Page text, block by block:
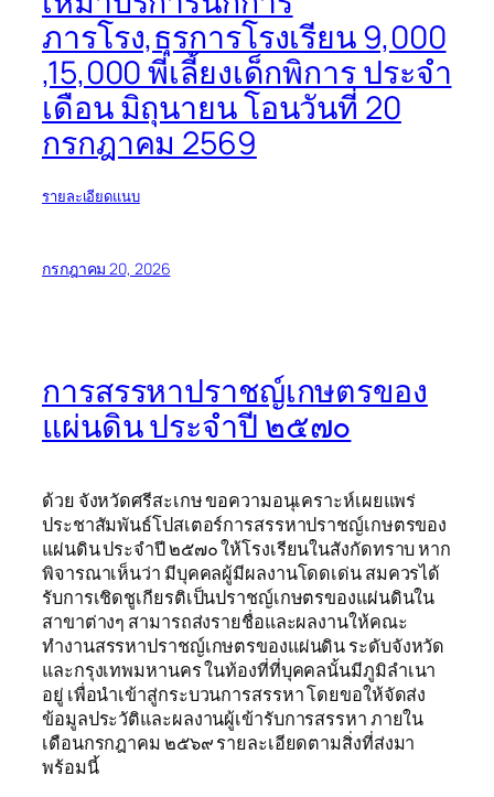
ภารโรง,ธุรการโรงเรียน 9,000
,15,000 พี่เลี้ยงเด็กพิการ ประจำ
เดือน มิถุนายน โอนวันที่ 20
กรกฎาคม 2569
รายละเอียดแนบ
กรกฎาคม 20, 2026
การสรรหาปราชญ์เกษตรของ
แผ่นดิน ประจำปี ๒๕๗๐
ด้วย จังหวัดศรีสะเกษ ขอความอนุเคราะห์เผยแพร่
ประชาสัมพันธ์โปสเตอร์การสรรหาปราชญ์เกษตรของ
แผ่นดิน ประจำปี ๒๕๗๐ ให้โรงเรียนในสังกัดทราบ หาก
พิจารณาเห็นว่า มีบุคคลผู้มีผลงานโดดเด่น สมควรได้
รับการเชิดชูเกียรติเป็นปราชญ์เกษตรของแผ่นดินใน
สาขาต่างๆ สามารถส่งรายชื่อและผลงานให้คณะ
ทำงานสรรหาปราชญ์เกษตรของแผ่นดิน ระดับจังหวัด
และกรุงเทพมหานคร ในท้องที่ที่บุคคลนั้นมีภูมิลำเนา
อยู่ เพื่อนำเข้าสู่กระบวนการสรรหา โดยขอให้จัดส่ง
ข้อมูลประวัติและผลงานผู้เข้ารับการสรรหา ภายใน
เดือนกรกฎาคม ๒๕๖๙ รายละเอียดตามสิ่งที่ส่งมา
พร้อมนี้